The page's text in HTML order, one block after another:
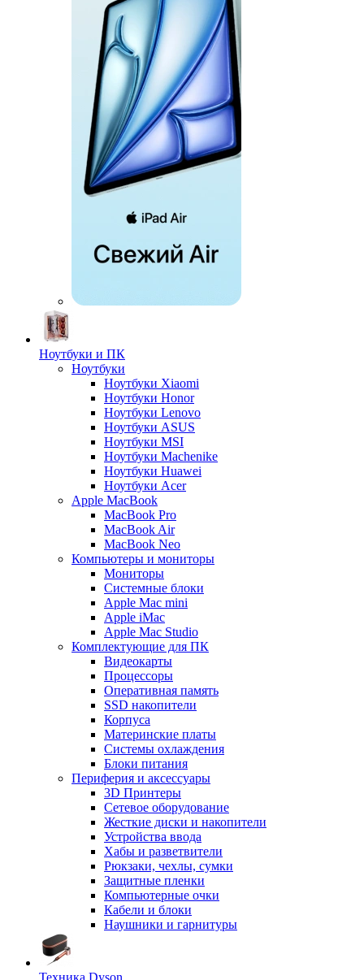
Ноутбуки и ПК
Ноутбуки
Ноутбуки Xiaomi
Ноутбуки Honor
Ноутбуки Lenovo
Ноутбуки ASUS
Ноутбуки MSI
Ноутбуки Machenike
Ноутбуки Huawei
Ноутбуки Acer
Apple MacBook
MacBook Pro
MacBook Air
MacBook Neo
Компьютеры и мониторы
Мониторы
Системные блоки
Apple Mac mini
Apple iMac
Apple Mac Studio
Комплектующие для ПК
Видеокарты
Процессоры
Оперативная память
SSD накопители
Корпуса
Материнские платы
Системы охлаждения
Блоки питания
Периферия и аксессуары
3D Принтеры
Сетевое оборудование
Жесткие диски и накопители
Устройства ввода
Хабы и разветвители
Рюкзаки, чехлы, сумки
Защитные пленки
Компьютерные очки
Кабели и блоки
Наушники и гарнитуры
Техника Dyson